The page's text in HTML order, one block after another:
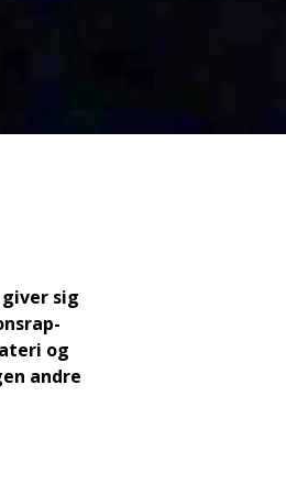
sig
og
andre